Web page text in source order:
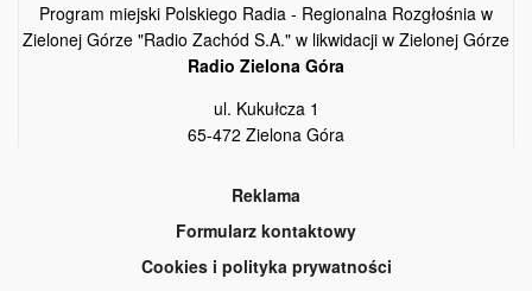
Program miejski Polskiego Radia - Regionalna Rozgłośnia w
Zielonej Górze "Radio Zachód S.A." w likwidacji w Zielonej Górze
Radio Zielona Góra
ul. Kukułcza 1
65-472 Zielona Góra
Reklama
Formularz kontaktowy
Cookies i polityka prywatności